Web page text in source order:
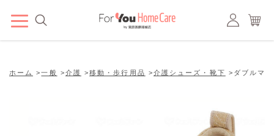
ホーム >一般 >介護 >移動・歩行用品 >介護シューズ・靴下 > ダブルマ